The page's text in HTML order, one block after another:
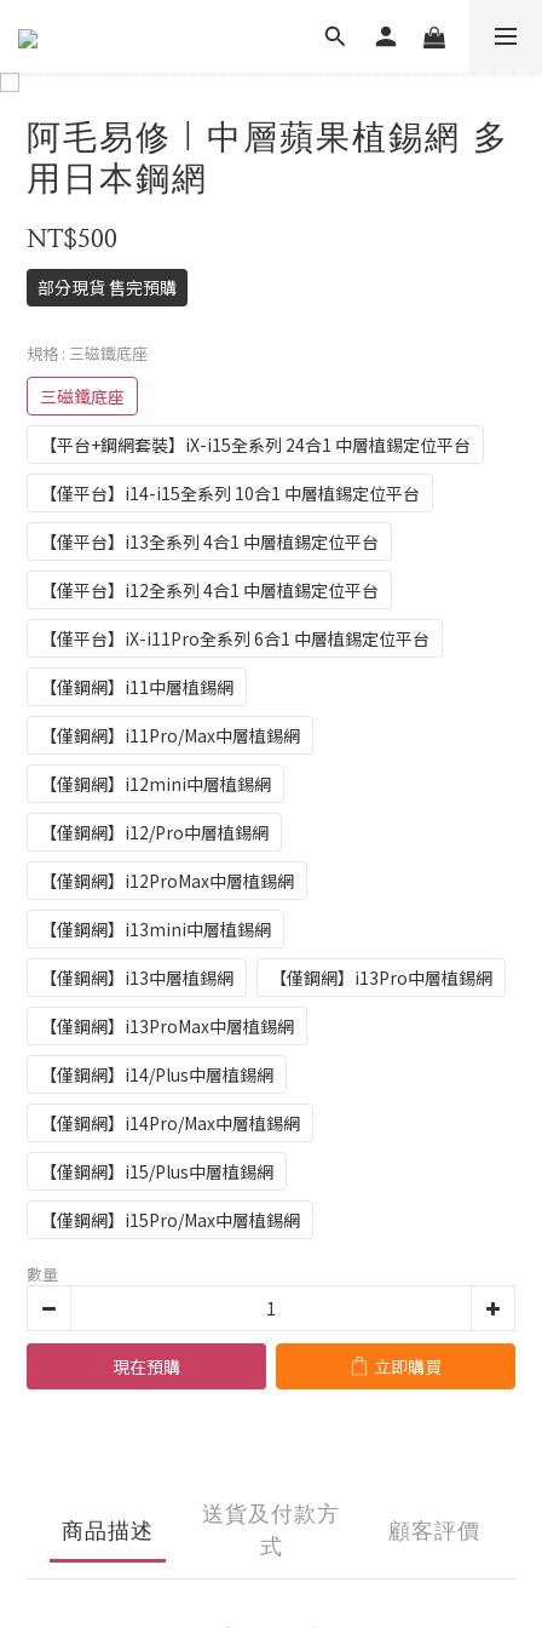
阿毛易修｜中層蘋果植錫網 多
用日本鋼網
NT$500
部分現貨 售完預購
規格 : 三磁鐵底座
三磁鐵底座
【平台+鋼網套裝】iX-i15全系列 24合1 中層植錫定位平台
【僅平台】i14-i15全系列 10合1 中層植錫定位平台
【僅平台】i13全系列 4合1 中層植錫定位平台
【僅平台】i12全系列 4合1 中層植錫定位平台
【僅平台】iX-i11Pro全系列 6合1 中層植錫定位平台
【僅鋼網】i11中層植錫網
【僅鋼網】i11Pro/Max中層植錫網
【僅鋼網】i12mini中層植錫網
【僅鋼網】i12/Pro中層植錫網
【僅鋼網】i12ProMax中層植錫網
【僅鋼網】i13mini中層植錫網
【僅鋼網】i13中層植錫網
【僅鋼網】i13Pro中層植錫網
【僅鋼網】i13ProMax中層植錫網
【僅鋼網】i14/Plus中層植錫網
【僅鋼網】i14Pro/Max中層植錫網
【僅鋼網】i15/Plus中層植錫網
【僅鋼網】i15Pro/Max中層植錫網
數量
現在預購 立即購買
商品描述
送貨及付款方
式
顧客評價